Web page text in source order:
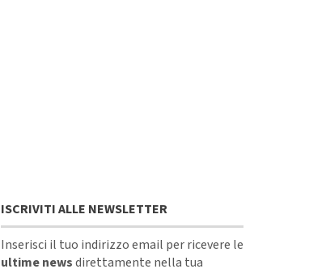
ISCRIVITI ALLE NEWSLETTER
Inserisci il tuo indirizzo email per ricevere le
ultime newsdirettamente nella tua